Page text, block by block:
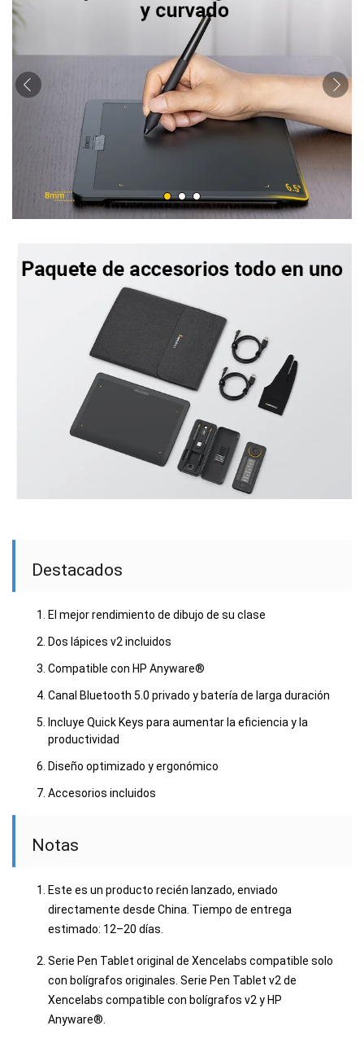
Destacados
El mejor rendimiento de dibujo de su clase
Dos lápices v2 incluidos
Compatible con HP Anyware®
Canal Bluetooth 5.0 privado y batería de larga duración
Incluye Quick Keys para aumentar la eficiencia y la
productividad
Diseño optimizado y ergonómico
Accesorios incluidos
Notas
Este es un producto recién lanzado, enviado
directamente desde China. Tiempo de entrega
estimado: 12–20 días.
Serie Pen Tablet original de Xencelabs compatible solo
con bolígrafos originales. Serie Pen Tablet v2 de
Xencelabs compatible con bolígrafos v2 y HP
Anyware®.